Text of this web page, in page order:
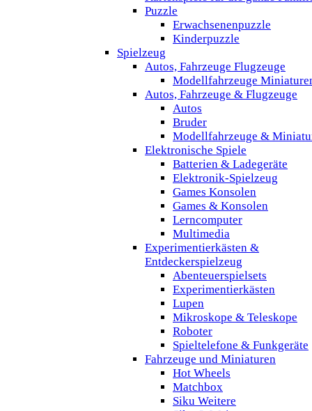
Puzzle
Erwachsenenpuzzle
Kinderpuzzle
Spielzeug
Autos, Fahrzeuge Flugzeuge
Modellfahrzeuge
Autos, Fahrzeuge & Flugzeuge
Autos
Bruder
Modellfahrzeuge &
Elektronische Spiele
Batterien & Ladegeräte
Elektronik-Spielzeug
Games Konsolen
Games & Konsolen
Lerncomputer
Multimedia
Experimentierkästen &
Entdeckerspielzeug
Abenteuerspielsets
Experimentierkästen
Lupen
Mikroskope & Teleskope
Roboter
Spieltelefone & Funkgeräte
Fahrzeuge und Miniaturen
Hot Wheels
Matchbox
Siku Weitere